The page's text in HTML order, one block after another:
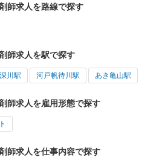
師求人を路線で探す
師求人を駅で探す
川駅 河戸帆待川駅 あき亀山駅
師求人を雇用形態で探す
師求人を仕事内容で探す